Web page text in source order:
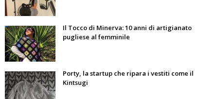
Il Tocco di Minerva: 10 anni di artigianato
pugliese al femminile
Porty, la startup che ripara i vestiti come il
Kintsugi